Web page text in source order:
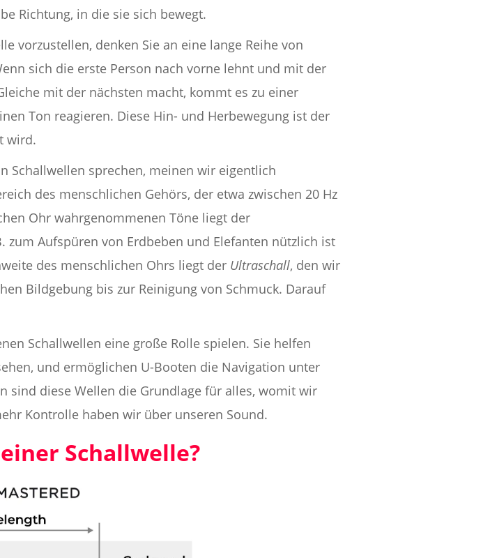
Richtung, in die sie sich bewegt.
vorzustellen, denken Sie an eine lange Reihe von
sich die erste Person nach vorne lehnt und mit der
mit der nächsten macht, kommt es zu einer
Ton reagieren. Diese Hin- und Herbewegung ist der
wird.
Schallwellen sprechen, meinen wir eigentlich
des menschlichen Gehörs, der etwa zwischen 20 Hz
Ohr wahrgenommenen Töne liegt der
zum Aufspüren von Erdbeben und Elefanten nützlich ist
des menschlichen Ohrs liegt der Ultraschall, den wir
Bildgebung bis zur Reinigung von Schmuck. Darauf
Schallwellen eine große Rolle spielen. Sie helfen
und ermöglichen U-Booten die Navigation unter
sind diese Wellen die Grundlage für alles, womit wir
Kontrolle haben wir über unseren Sound.
Schallwelle?